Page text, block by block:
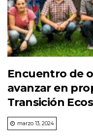
Encuentro de
avanzar en
Transición
marzo 13, 2024